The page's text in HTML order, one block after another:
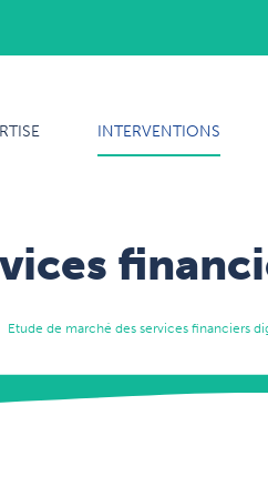
INTERVENTIONS
Etude de marché des services financiers